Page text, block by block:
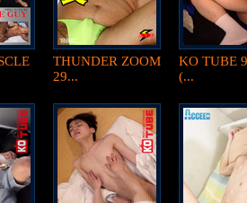
THUNDER ZOOM
29...
KO TUBE
(...